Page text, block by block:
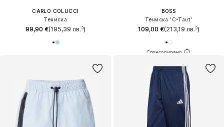
CARLO COLUCCI
Тениска
99,90 €(195,39 лв.³)
BOSS
Тениска 'C-Taut'
109,00 €(213,19 лв.³)